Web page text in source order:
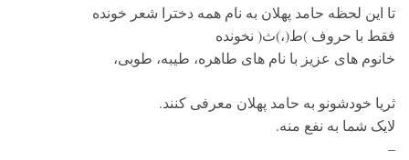
تا این لحظه حامد پهلان به نام همه دخترا شعر خونده
فقط با حروف )ط(،)ث( نخونده
خانوم های عزیز با نام های طاهره، طیبه، طوبی،
ثریا خودشونو به حامد پهلان معرفی کنند.
لایک شما به نفع منه.
–